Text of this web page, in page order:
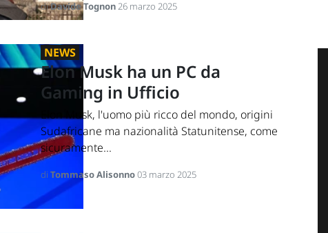
diDavide Tognon26 marzo 2025
NEWS
Elon Musk ha un PC da
Gaming in Ufficio
Elon Musk, l'uomo più ricco del mondo, origini
Sudafricane ma nazionalità Statunitense, come
sicuramente...
di Tommaso Alisonno03 marzo 2025